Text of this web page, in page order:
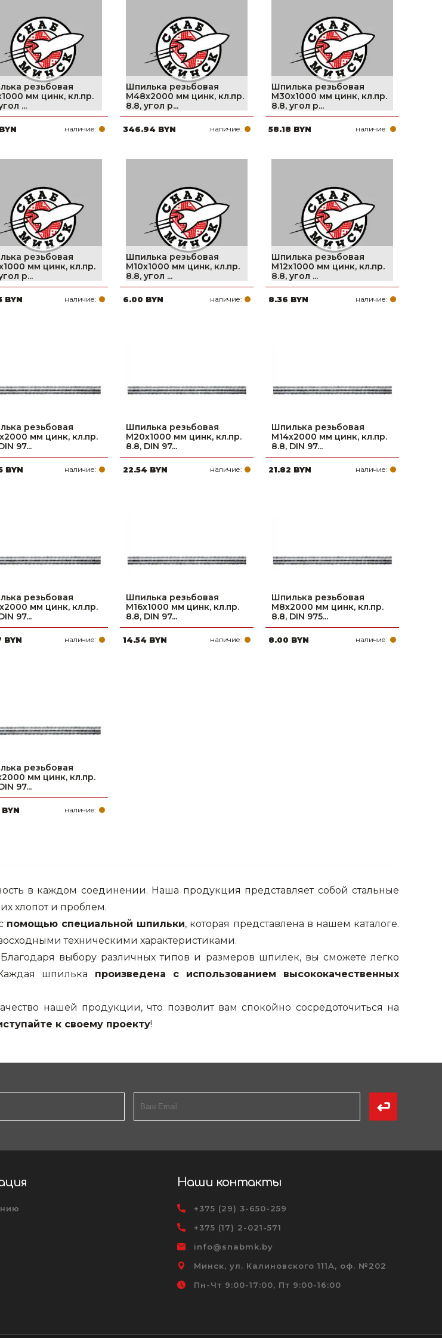
Чашечные кормушки
Чашечные поилки
резьбовая
мм цинк, кл.пр.
...
наличие:
Шпилька резьбовая
М48х2000 мм цинк, кл.пр.
8.8, угол р...
346.94 BYN наличие:
Шпилька резьбовая
М30х1000 мм цинк, кл.пр.
8.8, угол р...
58.18 BYN наличие:
резьбовая
мм цинк, кл.пр.
р...
BYN наличие:
Шпилька резьбовая
М10х1000 мм цинк, кл.пр.
8.8, угол ...
6.00 BYN наличие:
Шпилька резьбовая
М12х1000 мм цинк, кл.пр.
8.8, угол ...
8.36 BYN наличие:
резьбовая
мм цинк, кл.пр.
97...
BYN наличие:
Шпилька резьбовая
М20х1000 мм цинк, кл.пр.
8.8, DIN 97...
22.54 BYN наличие:
Шпилька резьбовая
М14х2000 мм цинк, кл.пр.
8.8, DIN 97...
21.82 BYN наличие:
резьбовая
мм цинк, кл.пр.
97...
BYN наличие:
Шпилька резьбовая
М16х1000 мм цинк, кл.пр.
8.8, DIN 97...
14.54 BYN наличие:
Шпилька резьбовая
М8х2000 мм цинк, кл.пр.
8.8, DIN 975...
8.00 BYN наличие:
резьбовая
мм цинк, кл.пр.
97...
наличие:
в каждом соединении. Наша продукция представляет собой стальные
хлопот и проблем.
помощью специальной шпильки, которая представлена в нашем каталоге.
техническими характеристиками.
выбору различных типов и размеров шпилек, вы сможете легко
шпилька произведена с использованием высококачественных
нашей продукции, что позволит вам спокойно сосредоточиться на
к своему проекту!
Наши контакты
+375 (29) 3-650-259
+375 (17) 2-021-571
info@snabmk.by
Минск, ул. Калиновского 111А, оф. №202
Пн-Чт 9:00-17:00, Пт 9:00-16:00